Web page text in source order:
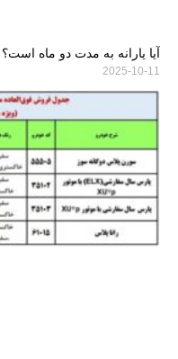
آیا یارانه به مدت دو ماه است؟
2025-10-11